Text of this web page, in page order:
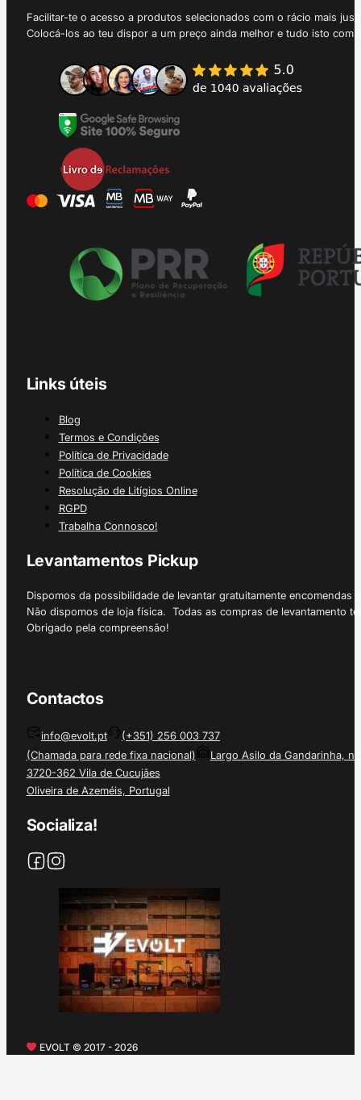
Facilitar-te o acesso a produtos selecionados com o rácio mais
Colocá-los ao teu dispor a um preço ainda melhor e tudo isto
Links úteis
Blog
Termos e Condições
Política de Privacidade
Política de Cookies
Resolução de Litígios Online
RGPD
Trabalha Connosco!
Levantamentos Pickup
Dispomos da possibilidade de levantar gratuitamente
Não dispomos de loja física. Todas as compras de levantamento
Obrigado pela compreensão!
Contactos
info@evolt.pt
(+351) 256 003 737
(Chamada para rede fixa nacional)
Largo Asilo da Gandarinha, nº
3720-362 Vila de Cucujães
Oliveira de Azeméis, Portugal
Socializa!
EVOLT © 2017 - 2026